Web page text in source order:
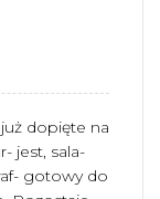
dopięte na
jest, sala-
gotowy do